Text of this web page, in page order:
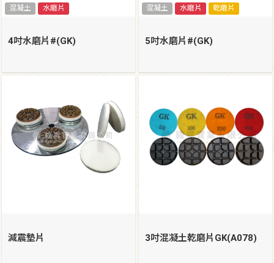
混凝土 水磨片
4吋水磨片#(GK)
混凝土 水磨片 乾磨片
5吋水磨片#(GK)
減震墊片 3吋混凝土乾磨片GK(A078)